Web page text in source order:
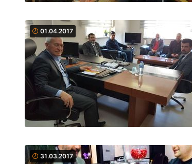
01.04.2017
31.03.2017